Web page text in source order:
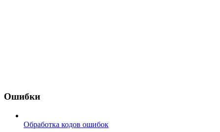
Ошибки
Обработка кодов ошибок